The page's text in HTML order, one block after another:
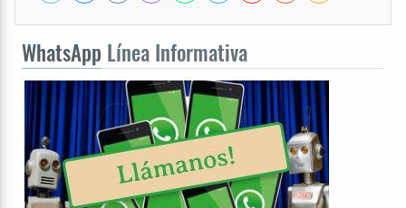
WhatsApp Línea Informativa